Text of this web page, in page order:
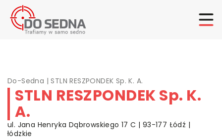
Do-Sedna |STLN RESZPONDEK Sp. K. A.
STLN RESZPONDEK Sp. K.
A.
ul. Jana Henryka Dąbrowskiego 17 C | 93-177 Łódź |
łódzkie